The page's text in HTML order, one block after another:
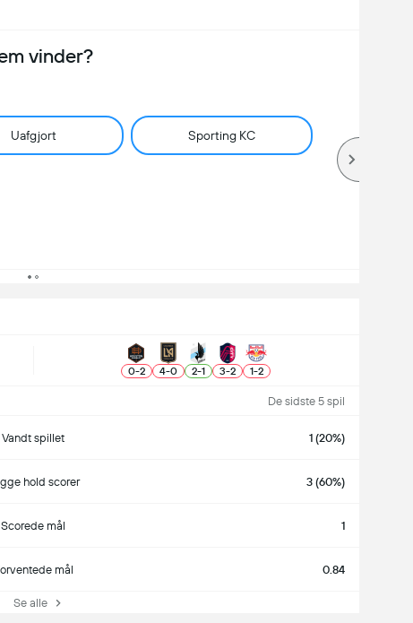
vinder?
Uafgjort Sporting KC
0-2 4-0 2-1 3-2 1-2
De sidste 5 spil
Vandt spillet 1 (20%)
hold scorer 3 (60%)
Scorede mål 1
mål 0.84
Se alle